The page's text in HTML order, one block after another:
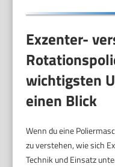
Exzenter-
wichtigsten
einen Blick
Wenn du eine
zu verstehen, wie sich
Technik und Einsatz